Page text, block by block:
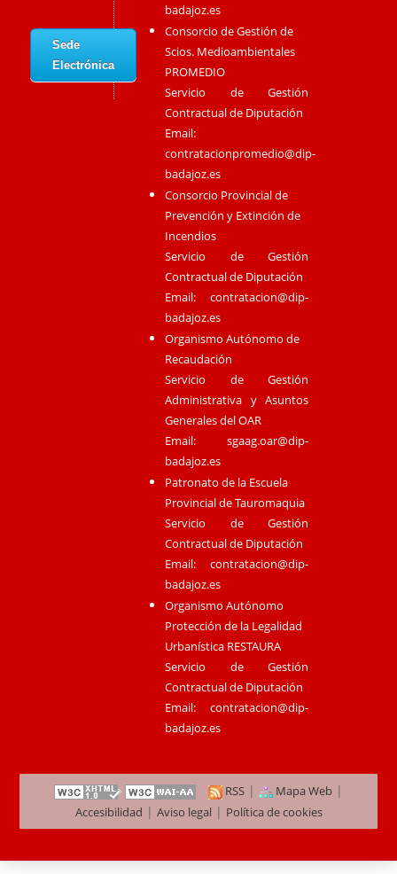
Sede
Electrónica
badajoz.es
Consorcio de Gestión de
Scios. Medioambientales
PROMEDIO
Servicio de Gestión
Contractual de Diputación
Email:
contratacionpromedio@dip-
badajoz.es
Consorcio Provincial de
Prevención y Extinción de
Incendios
Servicio de Gestión
Contractual de Diputación
Email:contratacion@dip-
badajoz.es
Organismo Autónomo de
Recaudación
Servicio de Gestión
Administrativa y Asuntos
Generales del OAR
Email:sgaag.oar@dip-
badajoz.es
Patronato de la Escuela
Provincial de Tauromaquia
Servicio de Gestión
Contractual de Diputación
Email:contratacion@dip-
badajoz.es
Organismo Autónomo
Protección de la Legalidad
Urbanística RESTAURA
Servicio de Gestión
Contractual de Diputación
Email:contratacion@dip-
badajoz.es
RSS | Mapa Web |
Accesibilidad | Aviso legal| Política de cookies